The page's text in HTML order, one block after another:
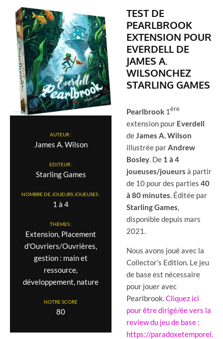
AUTEUR :
James A. Wilson
EDITEUR :
Starling Games
NOMBRE DE JOUEURS JOUEUSES :
1 à 4
THÈMES :
Extension, Placement
d'Ouvriers/Ouvrières,
gestion : main et
ressource,
développement, nature
NOTRE SCORE
80
TEST DE
PEARLBROOK
EXTENSION POUR
EVERDELLDE
JAMES A.
WILSONCHEZ
STARLING GAMES
Pearlbrook 1 ère
extension pour Everdell
deJames A. Wilson
illustrée parAndrew
Bosley. De 1 à 4
joueuses/joueurs à partir
de 10 pour des parties 40
à 80 minutes. Éditée par
Starling Games,
disponible depuis mars
2021.
Nous avons joué avec la
Collector’s Edition. Le jeu
de base est nécessaire
pour jouer avec
Pearlbrook.Cliquez ici
pour être dirigé/ée vers la
review du jeu de base :
https://paradoxetemporel.